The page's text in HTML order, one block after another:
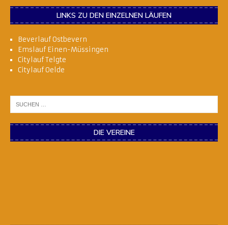
LINKS ZU DEN EINZELNEN LÄUFEN
Beverlauf Ostbevern
Emslauf Einen-Müssingen
Citylauf Telgte
Citylauf Oelde
DIE VEREINE